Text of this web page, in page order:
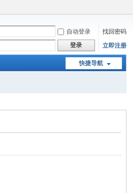
自动登录
找回密码
登录 立即注册
快捷导航